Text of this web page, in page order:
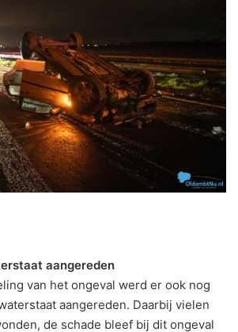
aangereden
van het ongeval werd er ook nog
aangereden. Daarbij vielen
de schade bleef bij dit ongeval